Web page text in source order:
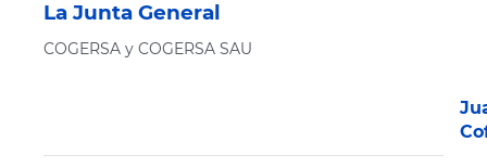
La Junta General
COGERSA y COGERSA SAU